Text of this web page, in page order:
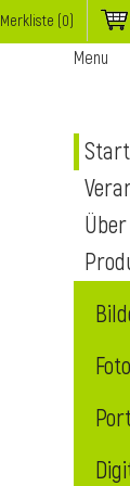
Merkliste (0)
Menu